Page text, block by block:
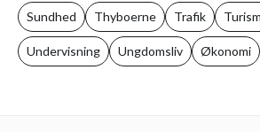
Sundhed Thyboerne Trafik
Undervisning Ungdomsliv Økonomi